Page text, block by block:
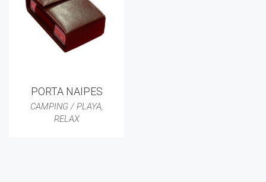
PORTA NAIPES
CAMPING / PLAYA,
RELAX